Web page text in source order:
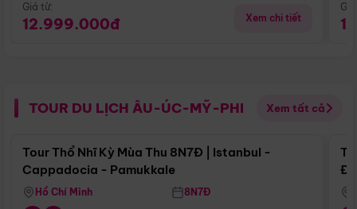
Giá từ:
12.999.000đ Xem chi tiết
TOUR DU LỊCH ÂU-ÚC-MỸ-PHI Xem tất cả
Điểm nổi bật
Tour Thổ Nhĩ Kỳ Mùa Thu 8N7Đ | Istanbul -
Cappadocia - Pamukkale
Hồ Chí Minh 8N7Đ